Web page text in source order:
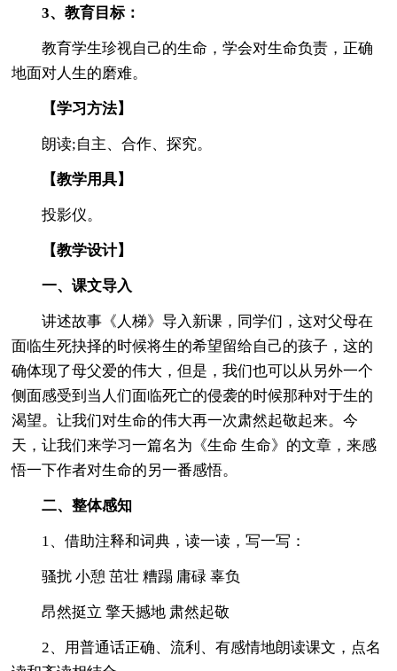
3、教育目标：
教育学生珍视自己的生命，学会对生命负责，正确
地面对人生的磨难。
【学习方法】
朗读;自主、合作、探究。
【教学用具】
投影仪。
【教学设计】
一、课文导入
讲述故事《人梯》导入新课，同学们，这对父母在
面临生死抉择的时候将生的希望留给自己的孩子，这的
确体现了母父爱的伟大，但是，我们也可以从另外一个
侧面感受到当人们面临死亡的侵袭的时候那种对于生的
渴望。让我们对生命的伟大再一次肃然起敬起来。今
天，让我们来学习一篇名为《生命 生命》的文章，来感
悟一下作者对生命的另一番感悟。
二、整体感知
1、借助注释和词典，读一读，写一写：
骚扰 小憩 茁壮 糟蹋 庸碌 辜负
昂然挺立 擎天撼地 肃然起敬
2、用普通话正确、流利、有感情地朗读课文，点名